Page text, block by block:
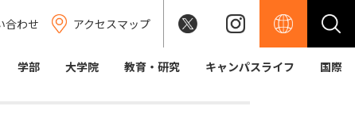
合わせ アクセスマップ
学部 大学院 教育・研究 キャンパスライフ 国際